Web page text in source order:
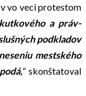
vo veci protestom
a práv-
podkladov
mestského
“ skonštatoval